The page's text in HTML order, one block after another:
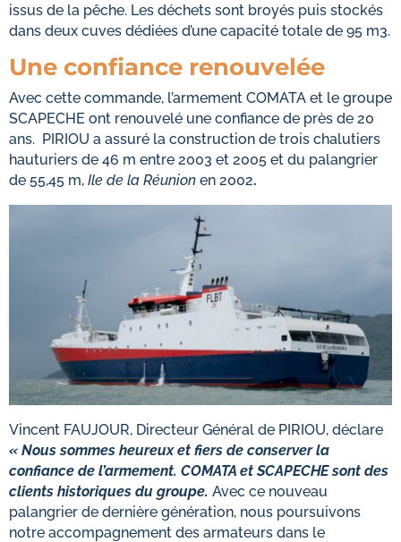
issus de la pêche. Les déchets sont broyés puis stockés
dans deux cuves dédiées d’une capacité totale de 95 m3.
Une confiance renouvelée
Avec cette commande, l’armement COMATA et le groupe
SCAPECHE ont renouvelé une confiance de près de 20
ans. PIRIOU a assuré la construction de trois chalutiers
hauturiers de 46 m entre 2003 et 2005 et du palangrier
de 55,45 m, Ile de la Réunion en 2002.
Vincent FAUJOUR, Directeur Général de PIRIOU, déclare
« Nous sommes heureux et fiers de conserver la
confiance de l’armement. COMATA et SCAPECHE sont des
clients historiques du groupe. Avec ce nouveau
palangrier de dernière génération, nous poursuivons
notre accompagnement des armateurs dans le